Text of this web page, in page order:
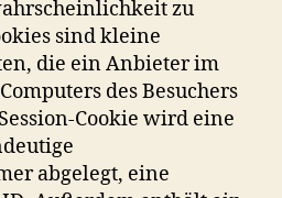
zu
sind kleine
die ein Anbieter im
des Besuchers
Cookie wird eine
abgelegt, eine